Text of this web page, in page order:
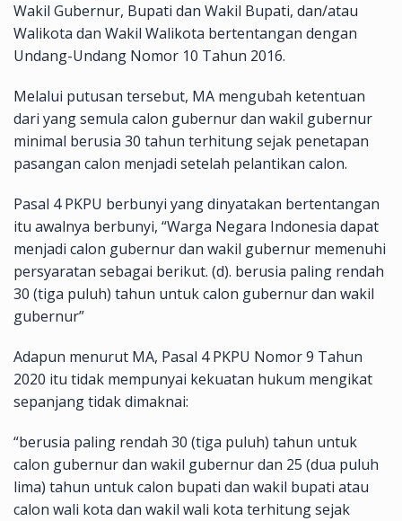
Wakil Gubernur, Bupati dan Wakil Bupati, dan/atau
Walikota dan Wakil Walikota bertentangan dengan
Undang-Undang Nomor 10 Tahun 2016.
Melalui putusan tersebut, MA mengubah ketentuan
dari yang semula calon gubernur dan wakil gubernur
minimal berusia 30 tahun terhitung sejak penetapan
pasangan calon menjadi setelah pelantikan calon.
Pasal 4 PKPU berbunyi yang dinyatakan bertentangan
itu awalnya berbunyi, “Warga Negara Indonesia dapat
menjadi calon gubernur dan wakil gubernur memenuhi
persyaratan sebagai berikut. (d). berusia paling rendah
30 (tiga puluh) tahun untuk calon gubernur dan wakil
gubernur”
Adapun menurut MA, Pasal 4 PKPU Nomor 9 Tahun
2020 itu tidak mempunyai kekuatan hukum mengikat
sepanjang tidak dimaknai:
“berusia paling rendah 30 (tiga puluh) tahun untuk
calon gubernur dan wakil gubernur dan 25 (dua puluh
lima) tahun untuk calon bupati dan wakil bupati atau
calon wali kota dan wakil wali kota terhitung sejak